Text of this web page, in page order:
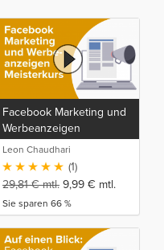
Facebook Marketing und
Werbeanzeigen
Meisterkurs
Leon Chaudhari
(1)
29,81€mtl. 9,99 € mtl.
Sie sparen 66 %